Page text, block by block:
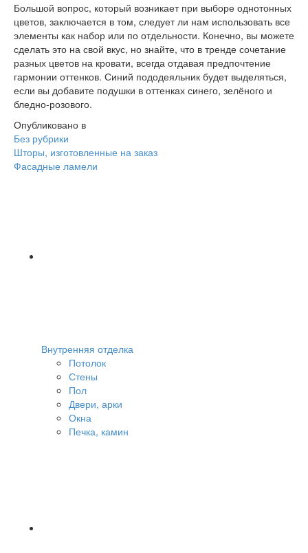
Большой вопрос, который возникает при выборе однотонных
цветов, заключается в том, следует ли нам использовать все
элементы как набор или по отдельности. Конечно, вы можете
сделать это на свой вкус, но знайте, что в тренде сочетание
разных цветов на кровати, всегда отдавая предпочтение
гармонии оттенков. Синий пододеяльник будет выделяться,
если вы добавите подушки в оттенках синего, зелёного и
бледно-розового.
Опубликовано в
Без рубрики
Навигация
Шторы, изготовленные на заказ
Фасадные ламели
Внутренняя отделка
Потолок
Стены
Пол
Двери, арки
Окна
Печка, камин